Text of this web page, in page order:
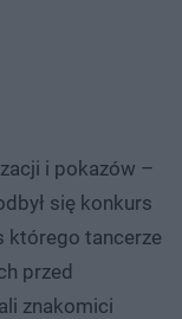
i pokazów –
się konkurs
którego tancerze
przed
znakomici